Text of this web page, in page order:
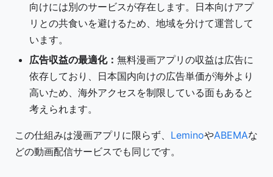
向けには別のサービスが存在します。日本向けアプ
リとの共食いを避けるため、地域を分けて運営して
います。
広告収益の最適化： 無料漫画アプリの収益は広告に
依存しており、日本国内向けの広告単価が海外より
高いため、海外アクセスを制限している面もあると
考えられます。
この仕組みは漫画アプリに限らず、 LeminoやABEMAな
どの動画配信サービスでも同じです。